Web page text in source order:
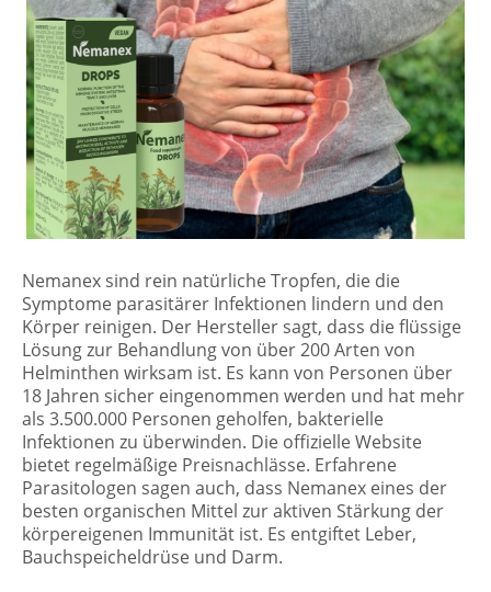
Nemanex sind rein natürliche Tropfen, die die
Symptome parasitärer Infektionen lindern und den
Körper reinigen. Der Hersteller sagt, dass die flüssige
Lösung zur Behandlung von über 200 Arten von
Helminthen wirksam ist. Es kann von Personen über
18 Jahren sicher eingenommen werden und hat mehr
als 3.500.000 Personen geholfen, bakterielle
Infektionen zu überwinden. Die offizielle Website
bietet regelmäßige Preisnachlässe. Erfahrene
Parasitologen sagen auch, dass Nemanex eines der
besten organischen Mittel zur aktiven Stärkung der
körpereigenen Immunität ist. Es entgiftet Leber,
Bauchspeicheldrüse und Darm.